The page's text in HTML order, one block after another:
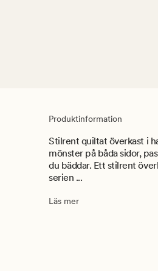
Produktinformation
Stilrent quiltat överkast i
mönster på båda sidor,
du bäddar. Ett stilrent
serien ...
Läs mer